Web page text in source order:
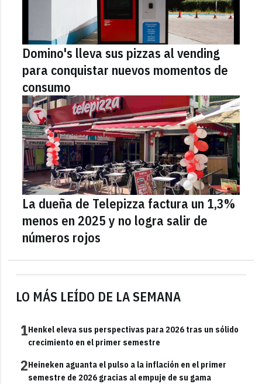
LO MÁS LEÍDO DE LA SEMANA
1Henkel eleva sus perspectivas para 2026 tras un sólido
crecimiento en el primer semestre
2Heineken aguanta el pulso a la inflación en el primer
semestre de 2026 gracias al empuje de su gama
Domino's lleva sus pizzas al vending
para conquistar nuevos momentos de
consumo
La dueña de Telepizza factura un 1,3%
menos en 2025 y no logra salir de
números rojos